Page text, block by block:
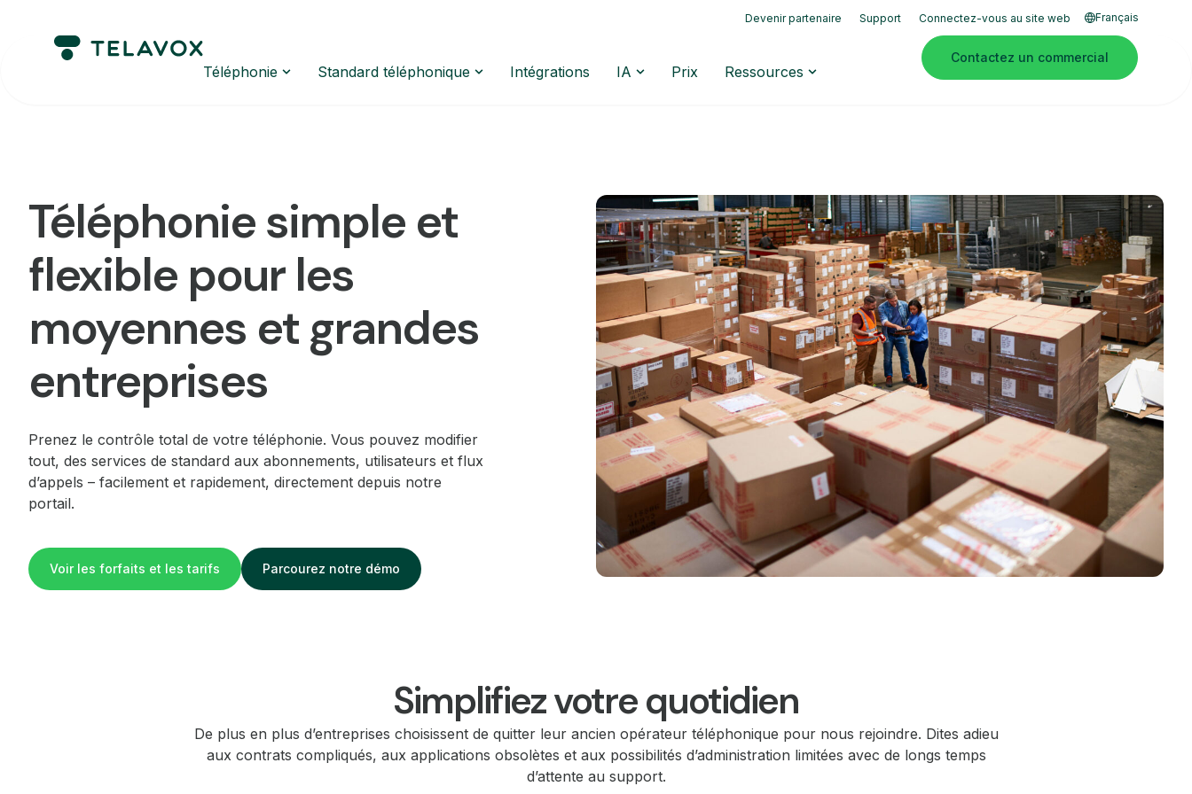
Devenir partenaire Support Connectez-vous au site web Français
Téléphonie Standard téléphonique Intégrations IA Prix Ressources
Contactez un commercial
Téléphonie simple et
flexible pour les
moyennes et grandes
entreprises
Prenez le contrôle total de votre téléphonie. Vous pouvez modifier
tout, des services de standard aux abonnements, utilisateurs et flux
d’appels – facilement et rapidement, directement depuis notre
portail.
Voir les forfaits et les tarifs Parcourez notre démo
Simplifiez votre quotidien
De plus en plus d’entreprises choisissent de quitter leur ancien opérateur téléphonique pour nous rejoindre. Dites adieu
aux contrats compliqués, aux applications obsolètes et aux possibilités d’administration limitées avec de longs temps
d’attente au support.